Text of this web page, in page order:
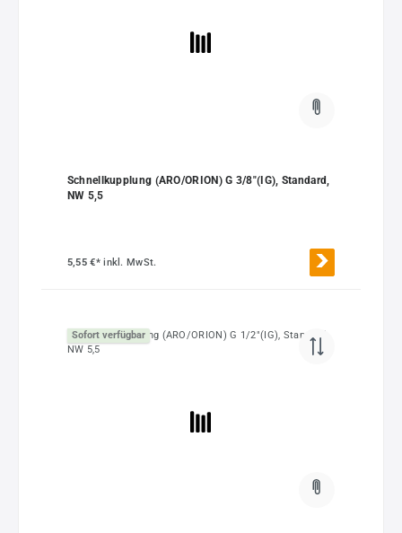
Schnellkupplung (ARO/ORION) G 3/8"(IG), Standard,
NW 5,5
5,55 €*inkl. MwSt.
Sofort verfügbar